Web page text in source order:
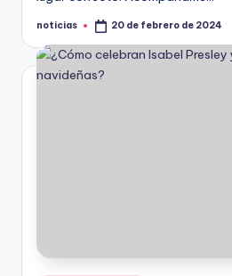
Publicado
noticias 20 de febrero de 2024